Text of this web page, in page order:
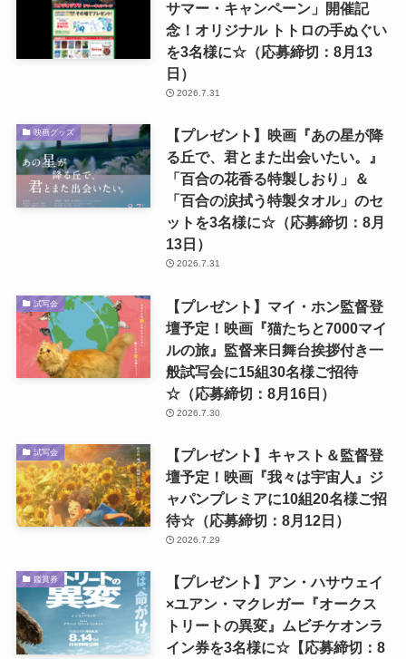
サマー・キャンペーン」開催記
念！オリジナル トトロの手ぬぐい
を3名様に☆（応募締切：8月13
日）
2026.7.31
映画グッズ
【プレゼント】映画『あの星が降
る丘で、君とまた出会いたい。』
「百合の花香る特製しおり」＆
「百合の涙拭う特製タオル」のセ
ットを3名様に☆（応募締切：8月
13日）
2026.7.31
試写会
【プレゼント】マイ・ホン監督登
壇予定！映画『猫たちと7000マイ
ルの旅』監督来日舞台挨拶付き一
般試写会に15組30名様ご招待
☆（応募締切：8月16日）
2026.7.30
試写会
【プレゼント】キャスト＆監督登
壇予定！映画『我々は宇宙人』ジ
ャパンプレミアに10組20名様ご招
待☆（応募締切：8月12日）
2026.7.29
鑑賞券
【プレゼント】アン・ハサウェイ
×ユアン・マクレガー『オークス
トリートの異変』ムビチケオンラ
イン券を3名様に☆【応募締切：8